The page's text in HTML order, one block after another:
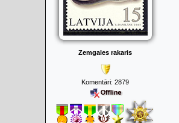
Zemgales rakaris
Komentāri: 2879